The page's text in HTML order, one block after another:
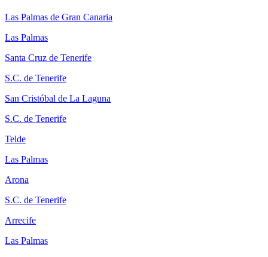
Las Palmas de Gran Canaria
Las Palmas
Santa Cruz de Tenerife
S.C. de Tenerife
San Cristóbal de La Laguna
S.C. de Tenerife
Telde
Las Palmas
Arona
S.C. de Tenerife
Arrecife
Las Palmas